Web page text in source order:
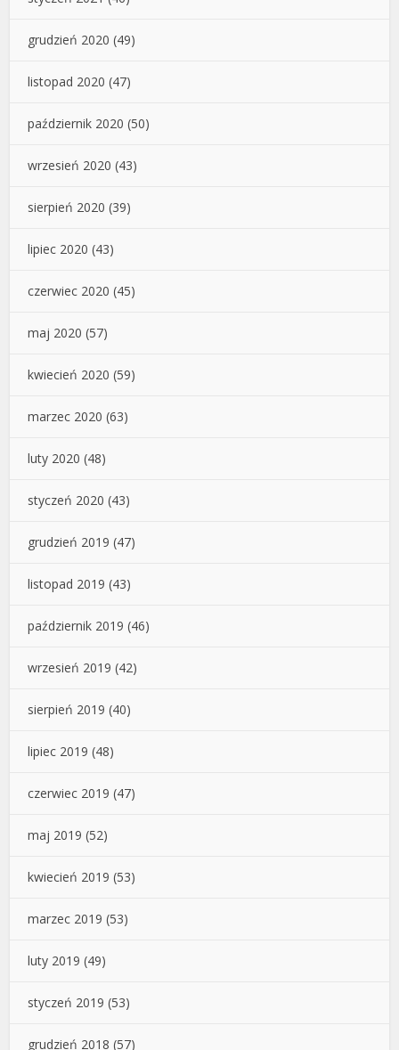
grudzień 2020 (49)
listopad 2020 (47)
październik 2020 (50)
wrzesień 2020 (43)
sierpień 2020 (39)
lipiec 2020 (43)
czerwiec 2020 (45)
maj 2020 (57)
kwiecień 2020 (59)
marzec 2020 (63)
luty 2020 (48)
styczeń 2020 (43)
grudzień 2019 (47)
listopad 2019 (43)
październik 2019 (46)
wrzesień 2019 (42)
sierpień 2019 (40)
lipiec 2019 (48)
czerwiec 2019 (47)
maj 2019 (52)
kwiecień 2019 (53)
marzec 2019 (53)
luty 2019 (49)
styczeń 2019 (53)
grudzień 2018 (57)